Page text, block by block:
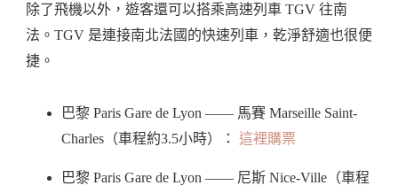
除了飛機以外，遊客還可以搭乘高速列車 TGV 往南
法。TGV 是連接南北法國的快速列車，乾淨舒適也很便
捷。
巴黎 Paris Gare de Lyon —— 馬賽 Marseille Saint-
Charles（車程約3.5小時）： 這裡購票
巴黎 Paris Gare de Lyon —— 尼斯 Nice-Ville（車程